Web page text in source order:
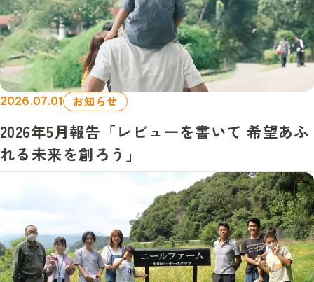
2026.07.01 お知らせ
2026年5月報告「レビューを書いて 希望あふ
れる未来を創ろう」